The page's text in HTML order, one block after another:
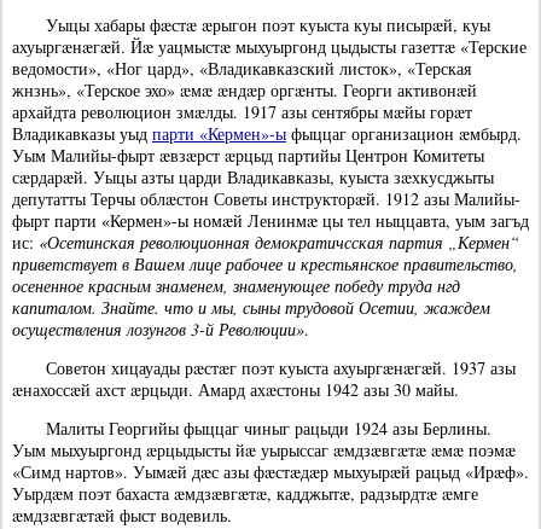
Уыцы хабары фæстæ æрыгон поэт куыста куы писырæй, куы
ахуыргæнæгæй. Йæ уацмыстæ мыхуыргонд цыдысты газеттæ «Терские
ведомости», «Ног цард», «Владикавказский листок», «Терская
жнзнь», «Терское эхо» æмæ æндæр оргæнты. Георги активонæй
архайдта революцион змæлды. 1917 азы сентябры мæйы горæт
Владикавказы уыд парти «Кермен»-ы фыццаг организацион æмбырд.
Уым Малийы-фырт æвзæрст æрцыд партийы Центрон Комитеты
сæрдарæй. Уыцы азты царди Владикавказы, куыста зæхкусджыты
депутатты Терчы облæстон Советы инструкторæй. 1912 азы Малийы-
фырт парти «Кермен»-ы номæй Ленинмæ цы тел ныццавта, уым загъд
ис: «Осетинская революционная демократичсская партия „Кермен“
приветствует в Вашем лице рабочее и крестьянское правительство,
осененное красным знаменем, знаменующее победу труда нгд
капиталом. Знайте. что и мы, сыны трудовой Осетии, жаждем
осуществления лозунгов 3-й Революции».
Советон хицауады рæстæг поэт куыста ахуыргæнæгæй. 1937 азы
æнахоссæй ахст æрцыди. Амард ахæстоны 1942 азы 30 майы.
Малиты Георгийы фыццаг чиныг рацыди 1924 азы Берлины.
Уым мыхуыргонд æрцыдысты йæ уырыссаг æмдзæвгæтæ æмæ поэмæ
«Симд нартов». Уымæй дæс азы фæстæдæр мыхуырæй рацыд «Ирæф».
Уырдæм поэт бахаста æмдзæвгæтæ, кадджытæ, радзырдтæ æмге
æмдзæвгæтæй фыст водевиль.